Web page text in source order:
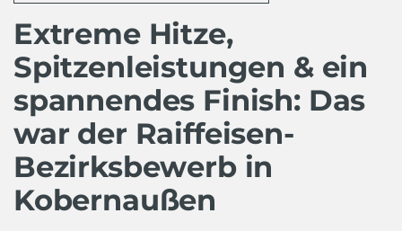
Extreme Hitze,
Spitzenleistungen & ein
spannendes Finish: Das
war der Raiffeisen-
Bezirksbewerb in
Kobernaußen